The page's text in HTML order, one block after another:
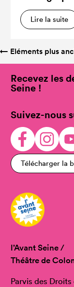
Lire la suite
← Eléments plus
Recevez les
Seine !
Suivez-nous
Télécharger la
l’Avant Seine /
Théâtre de
Parvis des Droits